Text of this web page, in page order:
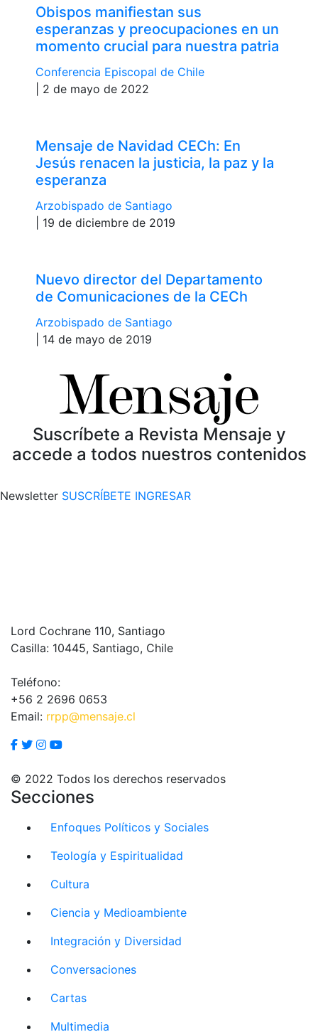
Obispos manifiestan sus
esperanzas y preocupaciones en un
momento crucial para nuestra patria
Conferencia Episcopal de Chile
| 2 de mayo de 2022
Mensaje de Navidad CECh: En
Jesús renacen la justicia, la paz y la
esperanza
Arzobispado de Santiago
| 19 de diciembre de 2019
Nuevo director del Departamento
de Comunicaciones de la CECh
Arzobispado de Santiago
| 14 de mayo de 2019
Suscríbete a Revista Mensaje y
accede a todos nuestros contenidos
Newsletter SUSCRÍBETE INGRESAR
Lord Cochrane 110, Santiago
Casilla: 10445, Santiago, Chile
Teléfono:
+56 2 2696 0653
Email: rrpp@mensaje.cl
© 2022 Todos los derechos reservados
Secciones
Enfoques Políticos y Sociales
Teología y Espiritualidad
Cultura
Ciencia y Medioambiente
Integración y Diversidad
Conversaciones
Cartas
Multimedia